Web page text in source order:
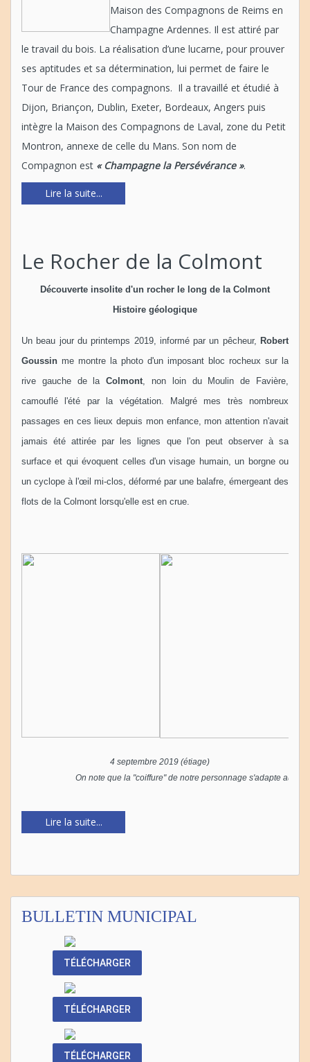
Maison des Compagnons de Reims en
Champagne Ardennes. Il est attiré par
le travail du bois. La réalisation d’une lucarne, pour prouver
ses aptitudes et sa détermination, lui permet de faire le
Tour de France des compagnons. Il a travaillé et étudié à
Dijon, Briançon, Dublin, Exeter, Bordeaux, Angers puis
intègre la Maison des Compagnons de Laval, zone du Petit
Montron, annexe de celle du Mans. Son nom de
Compagnon est « Champagne la Persévérance ».
Lire la suite...
Le Rocher de la Colmont
Découverte insolite d'un rocher le long de la Colmont
Histoire géologique
Un beau jour du printemps 2019, informé par un pêcheur,
Robert
Goussin me montre la photo d'un imposant bloc rocheux sur la
rive gauche de laColmont , non loin du Moulin de Favière,
camouflé l'été par la végétation. Malgré mes très nombreux
passages en ces lieux depuis mon enfance, mon attention n'avait
jamais été attirée par les lignes que l'on peut observer à sa
surface et qui évoquent celles d'un visage humain, un borgne ou
un cyclope à l'œil mi-clos, déformé par une balafre, émergeant des
flots de la Colmont lorsqu'elle est en crue.
4 septembre 2019 (étiage)
On note que la "coiffure" de notre personnage s'adapte aux
Lire la suite...
BULLETIN MUNICIPAL
TÉLÉCHARGER
TÉLÉCHARGER
TÉLÉCHARGER